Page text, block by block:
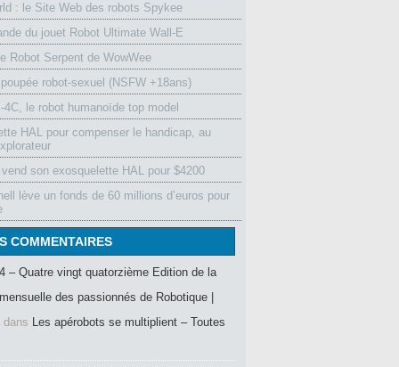
: le Site Web des robots Spykee
du jouet Robot Ultimate Wall-E
Robot Serpent de WowWee
robot-sexuel (NSFW +18ans)
4C, le robot humanoïde top model
HAL pour compenser le handicap, au
son exosquelette HAL pour $4200
lève un fonds de 60 millions d’euros pour
COMMENTAIRES
– Quatre vingt quatorzième Edition de la
des passionnés de Robotique |
dans Les apérobots se multiplient – Toutes